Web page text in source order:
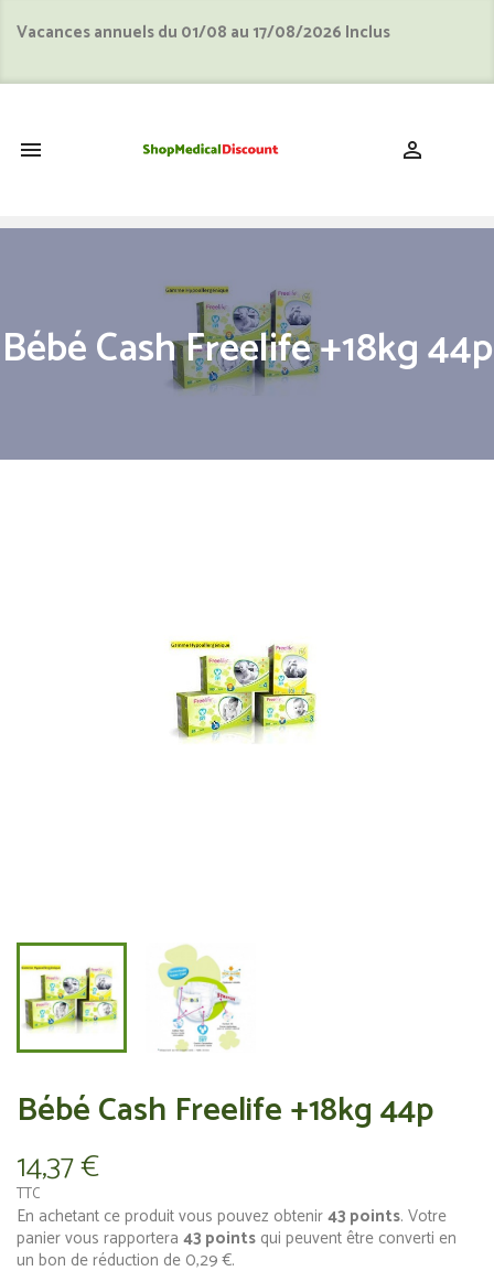
Vacances annuels du 01/08 au 17/08/2026 Inclus
 
Bébé Cash Freelife +18kg 44p
Bébé Cash Freelife +18kg 44p
14,37 €
TTC
En achetant ce produit vous pouvez obtenir43 points. Votre
panier vous rapportera 43 points qui peuvent être converti en
un bon de réduction de 0,29 €.